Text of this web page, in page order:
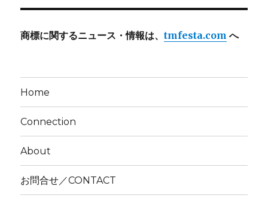
商標に関するニュース・情報は、tmfesta.com へ
Home
Connection
About
お問合せ／CONTACT